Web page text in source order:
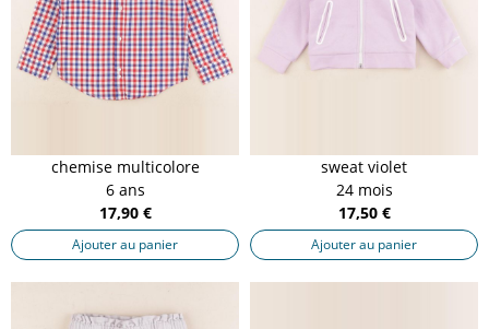
chemise multicolore
6 ans
17,90 €
Ajouter au panier
sweat violet
24 mois
17,50 €
Ajouter au panier